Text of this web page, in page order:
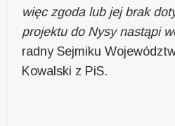
więc zgoda lub jej brak
projektu do Nysy nastąpi
radny Sejmiku
Kowalski z PiS.